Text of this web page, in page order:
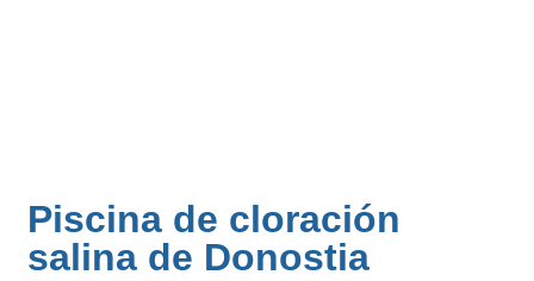
Piscina de cloración
salina de Donostia